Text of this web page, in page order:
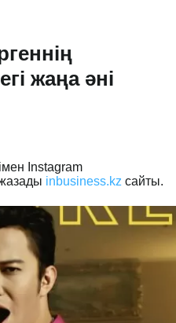
жаңа әні
Instagram
inbusiness.kz сайты.